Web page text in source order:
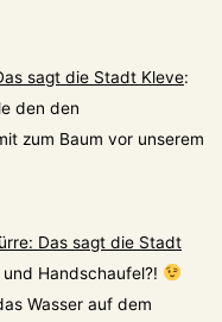
sagt die Stadt Kleve:
den den
zum Baum vor unserem
Das sagt die Stadt
Handschaufel?!
Wasser auf dem